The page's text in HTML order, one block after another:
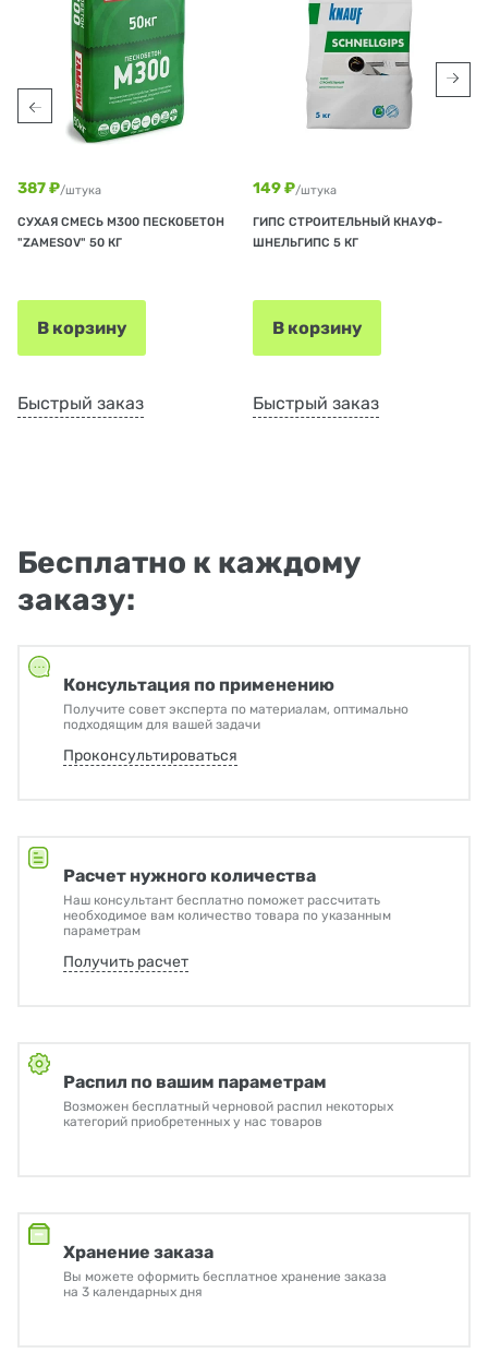
387 ₽/штука
СУХАЯ СМЕСЬ М300 ПЕСКОБЕТОН
"ZAMESOV" 50 КГ
В корзину
Быстрый заказ
149 ₽/штука
ГИПС СТРОИТЕЛЬНЫЙ КНАУФ-
ШНЕЛЬГИПС 5 КГ
В корзину
Быстрый заказ
Бесплатно к каждому
заказу:
Консультация по применению
Получите совет эксперта по материалам, оптимально
подходящим для вашей задачи
Проконсультироваться
Расчет нужного количества
Наш консультант бесплатно поможет рассчитать
необходимое вам количество товара по указанным
параметрам
Получить расчет
Распил по вашим параметрам
Возможен бесплатный черновой распил некоторых
категорий приобретенных у нас товаров
Хранение заказа
Вы можете оформить бесплатное хранение заказа
на 3 календарных дня